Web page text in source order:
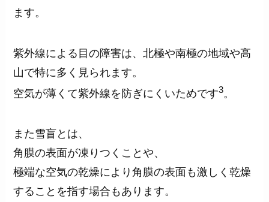
ます。
紫外線による目の障害は、北極や南極の地域や高
山で特に多く見られます。
空気が薄くて紫外線を防ぎにくいためです3。
また雪盲とは、
角膜の表面が凍りつくことや、
極端な空気の乾燥により角膜の表面も激しく乾燥
することを指す場合もあります。